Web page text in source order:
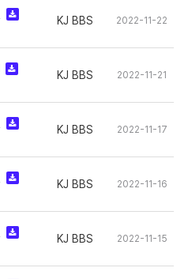
KJ BBS 2022-11-22
KJ BBS 2022-11-21
KJ BBS 2022-11-17
KJ BBS 2022-11-16
KJ BBS 2022-11-15